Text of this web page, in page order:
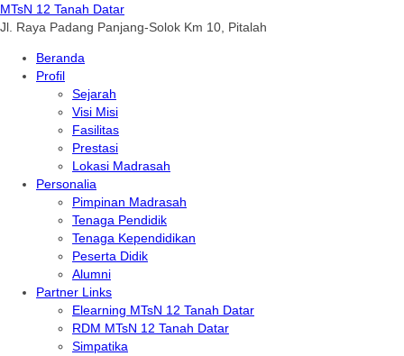
MTsN 12 Tanah Datar
Jl. Raya Padang Panjang-Solok Km 10, Pitalah
Beranda
Profil
Sejarah
Visi Misi
Fasilitas
Prestasi
Lokasi Madrasah
Personalia
Pimpinan Madrasah
Tenaga Pendidik
Tenaga Kependidikan
Peserta Didik
Alumni
Partner Links
Elearning MTsN 12 Tanah Datar
RDM MTsN 12 Tanah Datar
Simpatika